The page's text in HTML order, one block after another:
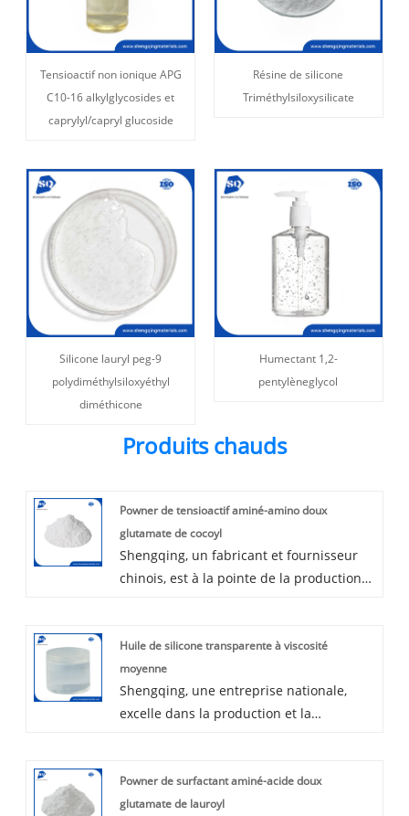
Tensioactif non ionique APG
C10-16 alkylglycosides et
caprylyl/capryl glucoside
Résine de silicone
Triméthylsiloxysilicate
Silicone lauryl peg-9
polydiméthylsiloxyéthyl
diméthicone
Humectant 1,2-
pentylèneglycol
Produits chauds
Powner de tensioactif aminé-amino doux
glutamate de cocoyl
Shengqing, un fabricant et fournisseur
chinois, est à la pointe de la production
spécialisation dans les ingrédients de
soins personnels garantit que nos
produits fournissent non seulement des
prix exceptionnels mais offrent
inébranlable réside dans le forgeage de
partenariats de longue date avec nos
Huile de silicone transparente à viscosité
moyenne
Shengqing, une entreprise nationale,
excelle dans la production et la
Exploitant nos idées uniques et maîtrise
des ingrédients de soins personnels,
Powner de surfactant aminé-acide doux
glutamate de lauroyl